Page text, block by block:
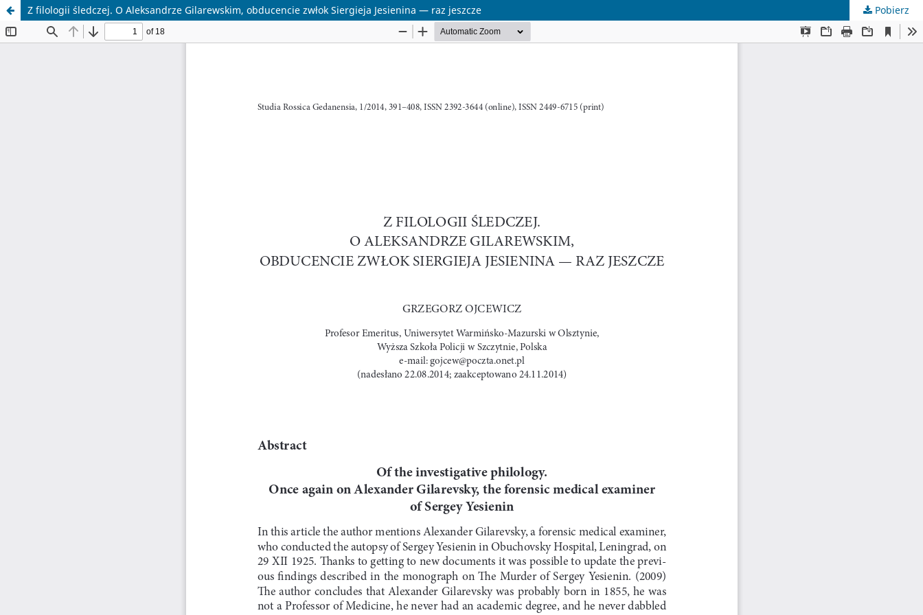
Z filologii śledczej. O Aleksandrze Gilarewskim, obducencie zwłok Siergieja Jesienina — raz jeszcze Pobierz